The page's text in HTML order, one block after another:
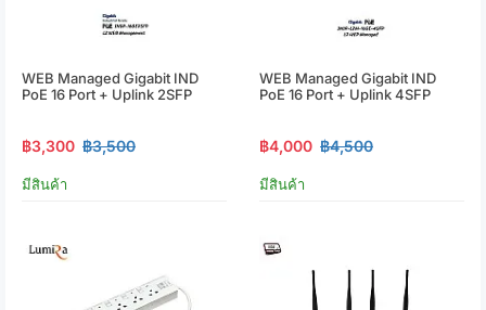
WEB Managed Gigabit IND
PoE 16 Port + Uplink 2SFP
฿3,300 ฿3,500
มีสินค้า
WEB Managed Gigabit IND
PoE 16 Port + Uplink 4SFP
฿4,000 ฿4,500
มีสินค้า